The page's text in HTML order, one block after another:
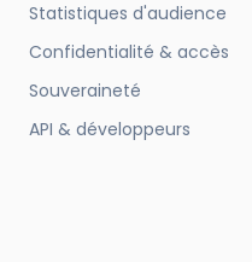
Statistiques d'audience
Confidentialité & accès
Souveraineté
API & développeurs